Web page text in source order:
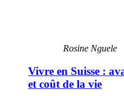
Rosine Nguele
Vivre en Suisse :
et coût de la vie